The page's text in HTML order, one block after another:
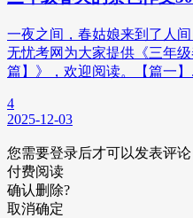
一夜之间，春姑娘来到了人
无忧考网为大家提供《三年
篇】》，欢迎阅读。【篇一】
4
2025-12-03
您需要登录后才可以发表评论
付费阅读
确认删除?
取消确定